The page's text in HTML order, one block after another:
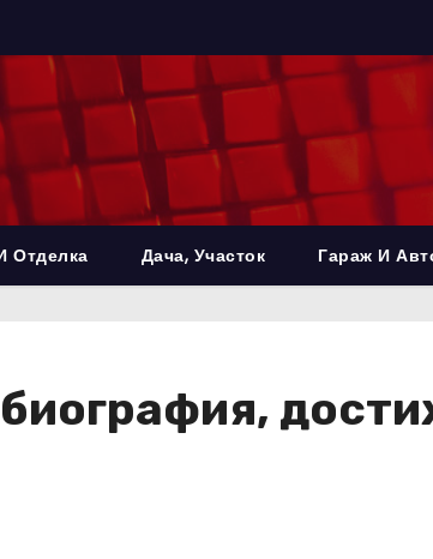
Отделка Дача, Участок Гараж И